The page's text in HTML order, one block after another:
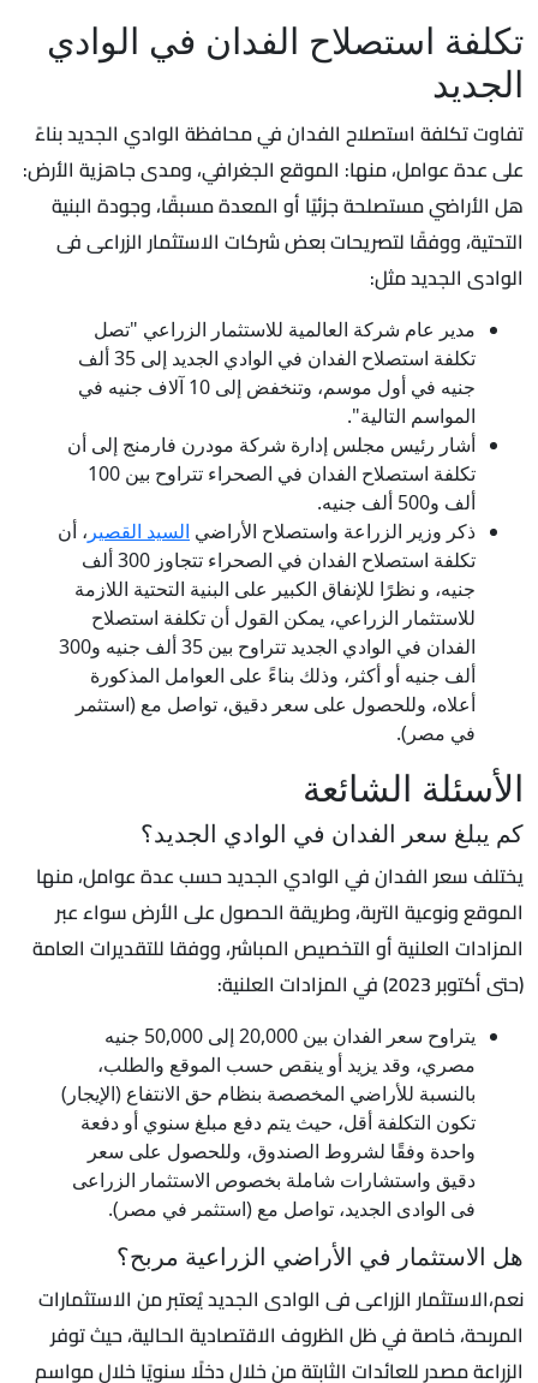
تكلفة استصلاح الفدان في الوادي
الجديد
تفاوت تكلفة استصلاح الفدان في محافظة الوادي الجديد بناءً
على عدة عوامل، منها: الموقع الجغرافي، ومدى جاهزية الأرض:
هل الأراضي مستصلحة جزئيًا أو المعدة مسبقًا، وجودة البنية
التحتية، ووفقًا لتصريحات بعض شركات الاستثمار الزراعى فى
الوادى الجديد مثل:
مدير عام شركة العالمية للاستثمار الزراعي "تصل
تكلفة استصلاح الفدان في الوادي الجديد إلى 35 ألف
جنيه في أول موسم، وتنخفض إلى 10 آلاف جنيه في
المواسم التالية".
أشار رئيس مجلس إدارة شركة مودرن فارمنج إلى أن
تكلفة استصلاح الفدان في الصحراء تتراوح بين 100
ألف و500 ألف جنيه.
ذكر وزير الزراعة واستصلاح الأراضي السيد القصير ، أن
تكلفة استصلاح الفدان في الصحراء تتجاوز 300 ألف
جنيه، و نظرًا للإنفاق الكبير على البنية التحتية اللازمة
للاستثمار الزراعي، يمكن القول أن تكلفة استصلاح
الفدان في الوادي الجديد تتراوح بين 35 ألف جنيه و300
ألف جنيه أو أكثر، وذلك بناءً على العوامل المذكورة
أعلاه، وللحصول على سعر دقيق، تواصل مع (استثمر
في مصر).
الأسئلة الشائعة
كم يبلغ سعر الفدان في الوادي الجديد؟
يختلف سعر الفدان في الوادي الجديد حسب عدة عوامل، منها
الموقع ونوعية التربة، وطريقة الحصول على الأرض سواء عبر
المزادات العلنية أو التخصيص المباشر، ووفقا للتقديرات العامة
(حتى أكتوبر 2023) في المزادات العلنية:
يتراوح سعر الفدان بين 20,000 إلى 50,000 جنيه
مصري، وقد يزيد أو ينقص حسب الموقع والطلب،
بالنسبة للأراضي المخصصة بنظام حق الانتفاع (الإيجار)
تكون التكلفة أقل، حيث يتم دفع مبلغ سنوي أو دفعة
واحدة وفقًا لشروط الصندوق، وللحصول على سعر
دقيق واستشارات شاملة بخصوص الاستثمار الزراعى
فى الوادى الجديد، تواصل مع (استثمر في مصر).
هل الاستثمار في الأراضي الزراعية مربح؟
نعم،الاستثمار الزراعى فى الوادى الجديد يُعتبر من الاستثمارات
المربحة، خاصة في ظل الظروف الاقتصادية الحالية، حيث توفر
الزراعة مصدر للعائدات الثابتة من خلال دخلًا سنويًا خلال مواسم